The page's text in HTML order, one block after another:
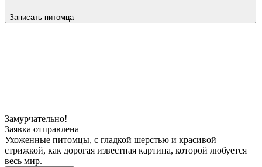
Записать питомца
Замурчательно!
Заявка отправлена
Ухоженные питомцы, с гладкой шерстью и красивой
стрижкой, как дорогая известная картина, которой любуется
весь мир.